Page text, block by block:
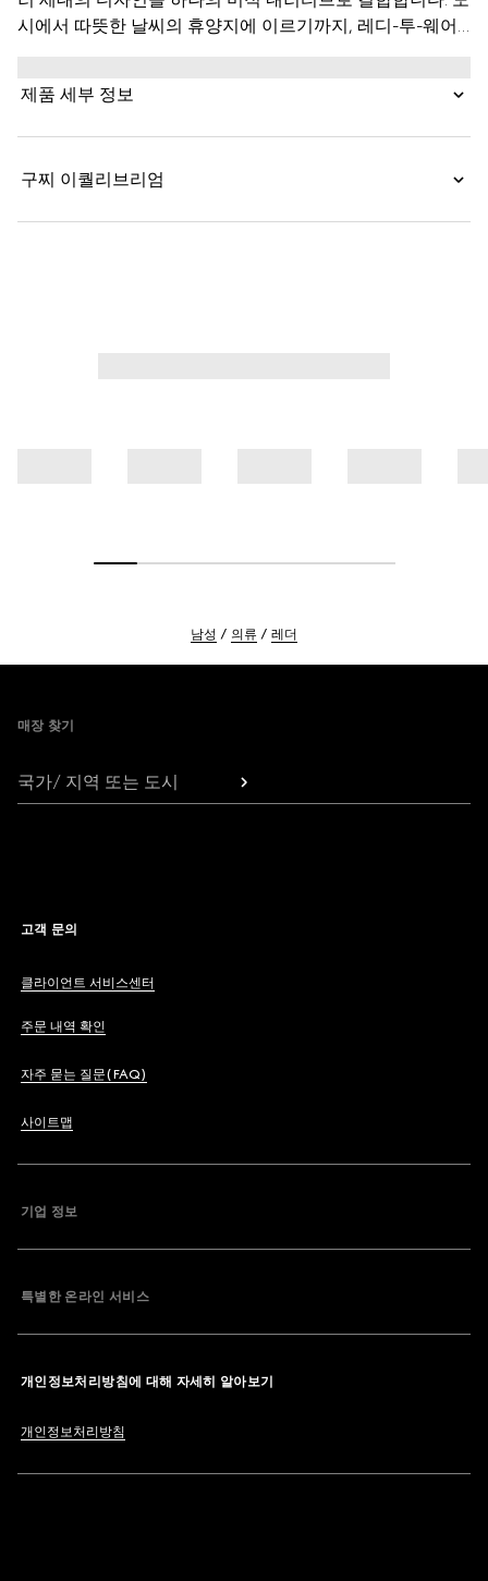
시에서 따뜻한 날씨의 휴양지에 이르기까지, 레디-투-웨어
웹 디테일로 더욱 풍부하게 표현되며 새겨진 구찌 지퍼 풀러
제품 세부 정보
구찌 이퀄리브리엄
남성 의류 레더
매장 찾기
국가/ 지역 또는 도시
고객 문의
클라이언트 서비스센터
주문 내역 확인
자주 묻는 질문(FAQ)
사이트맵
기업 정보
특별한 온라인 서비스
개인정보처리방침에 대해 자세히 알아보기
개인정보처리방침